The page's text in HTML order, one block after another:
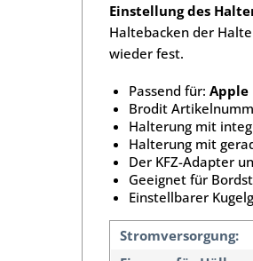
Einstellung des
Haltebacken der
wieder fest.
Passend für: Apple
Brodit
Halterung mit
Halterung mit
Der KFZ-Adapter
Geeignet für
Einstellbarer
Stromversorgung: